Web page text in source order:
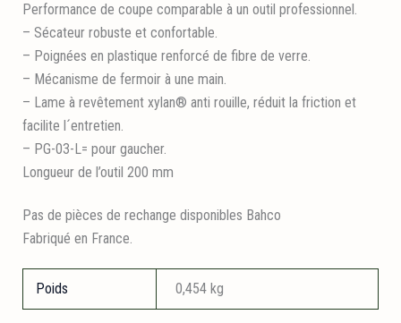
Performance de coupe comparable à un outil professionnel.
– Sécateur robuste et confortable.
– Poignées en plastique renforcé de fibre de verre.
– Mécanisme de fermoir à une main.
– Lame à revêtement xylan® anti rouille, réduit la friction et
facilite l´entretien.
– PG-03-L= pour gaucher.
Longueur de l’outil 200 mm
Pas de pièces de rechange disponibles Bahco
Fabriqué en France.
Poids 0,454 kg